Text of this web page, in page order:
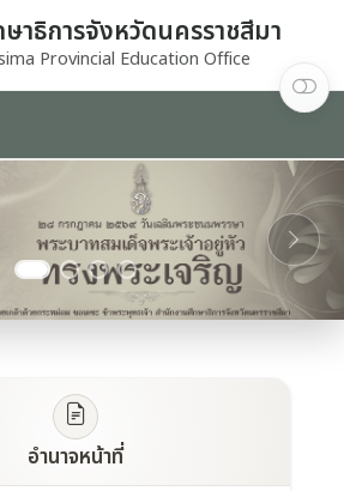
าธิการจังหวัดนครราชสีมา
Provincial Education Office
Next
อำนาจหน้าที่